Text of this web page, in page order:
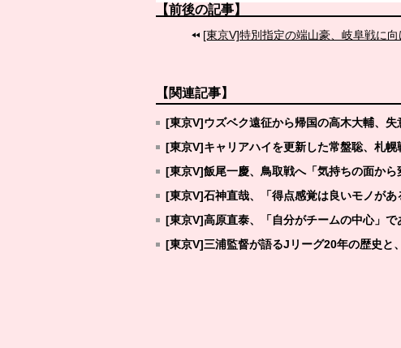
【前後の記事】
[東京V]特別指定の端山豪、岐阜戦に
【関連記事】
[東京V]ウズベク遠征から帰国の高木大輔、失
[東京V]キャリアハイを更新した常盤聡、札幌
[東京V]飯尾一慶、鳥取戦へ「気持ちの面から
[東京V]石神直哉、「得点感覚は良いモノが
[東京V]高原直泰、「自分がチームの中心」で
[東京V]三浦監督が語るJリーグ20年の歴史と